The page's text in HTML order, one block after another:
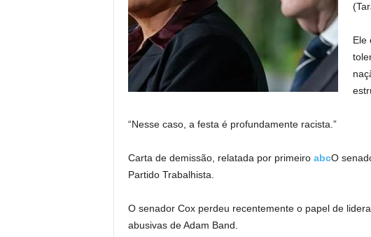
Ele
“Nesse caso, a festa é profundamente racista.”
Carta de demissão, relatada por primeiro abcO
Partido Trabalhista.
O senador Cox perdeu recentemente o papel de
abusivas de Adam Band.